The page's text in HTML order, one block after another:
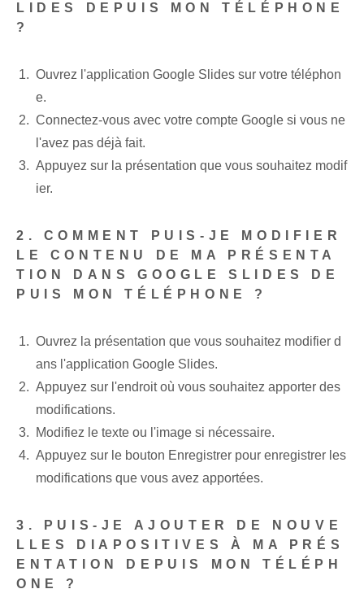
LIDES‌ DEPUIS MON TÉLÉPHONE
?
Ouvrez l'application Google Slides⁢ sur votre téléphon
e.
Connectez-vous avec votre compte Google si vous ne
l'avez pas déjà fait.
Appuyez sur la présentation que vous souhaitez modif
ier.
2.‌ COMMENT PUIS-JE‌ MODIFIER
LE CONTENU DE MA PRÉSENTA
TION DANS GOOGLE SLIDES DE
PUIS MON TÉLÉPHONE ?
Ouvrez la présentation que vous souhaitez modifier d
ans l'application Google Slides.
Appuyez sur l'endroit⁣ où vous souhaitez apporter des
modifications.
Modifiez le texte ou l'image si nécessaire.
Appuyez sur le bouton Enregistrer pour enregistrer les
modifications que vous avez apportées.
3. PUIS-JE AJOUTER DE NOUVE
LLES DIAPOSITIVES À MA PRÉS
ENTATION DEPUIS MON TÉLÉPH
ONE ?